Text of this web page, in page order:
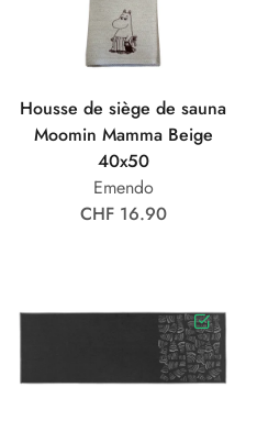
Housse de siège de sauna
Moomin Mamma Beige
40x50
Emendo
CHF 16.90